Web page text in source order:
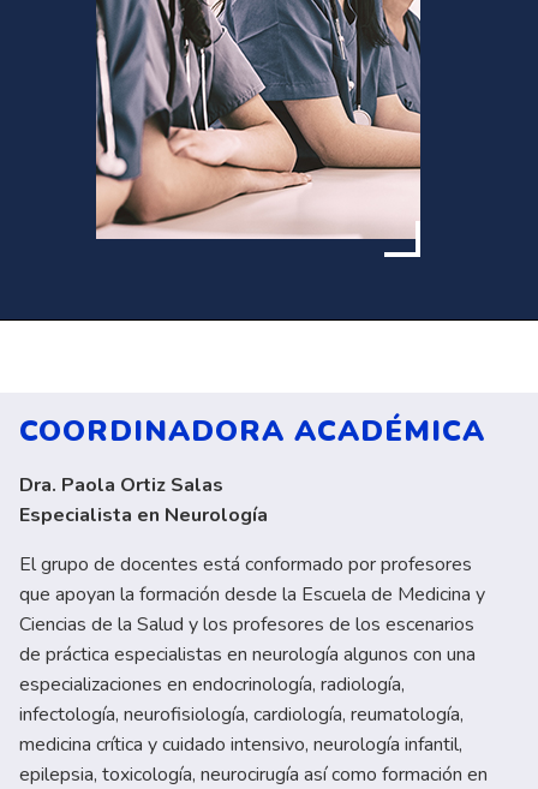
COORDINADORA ACADÉMICA
Dra. Paola Ortiz Salas
Especialista en Neurología
El grupo de docentes está conformado por profesores
que apoyan la formación desde la Escuela de Medicina y
Ciencias de la Salud y los profesores de los escenarios
de práctica especialistas en neurología algunos con una
especializaciones en endocrinología, radiología,
infectología, neurofisiología, cardiología, reumatología,
medicina crítica y cuidado intensivo, neurología infantil,
epilepsia, toxicología, neurocirugía así como formación en